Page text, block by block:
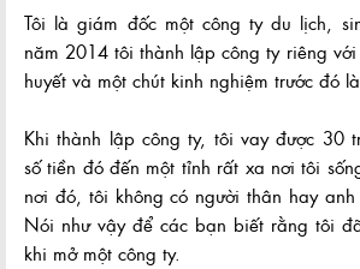
Tôi là giám đốc một công ty du lịch,
năm 2014 tôi thành lập công ty riêng
huyết và một chút kinh nghiệm trước đó
Khi thành lập công ty, tôi vay được 30
số tiền đó đến một tỉnh rất xa nơi tôi
nơi đó, tôi không có người thân hay
Nói như vậy để các bạn biết rằng tôi
khi mở một công ty.